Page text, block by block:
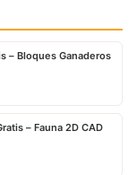
– Bloques Ganaderos
– Fauna 2D CAD